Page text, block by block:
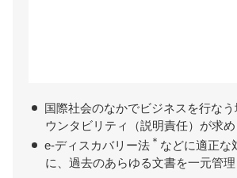
国際社会のなかでビジネスを行な
ウンタビリティ（説明責任）が求め
e-ディスカバリー法 ＊ などに適正な
に、過去のあらゆる文書を一元管理